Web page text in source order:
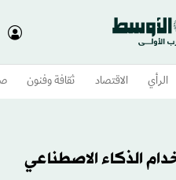
الرأي الاقتصاد ثقافة وفنون
الذكاء الاصطناعي